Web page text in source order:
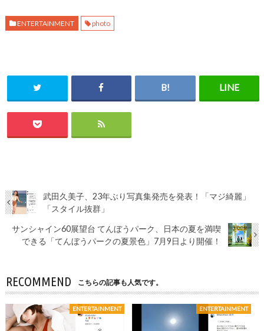
ENTERTAINMENT photo
武田久美子、23年ぶり写真集発売を発表！「マジ綺麗」
「スタイル抜群」
サンシャイン60展望台 てんぼうパーク、日本の夏を満喫
できる「てんぼうパークの夏景色」7月9日より開催！
RECOMMEND こちらの記事も人気です。
ENTERTAINMENT ENTERTAINMENT